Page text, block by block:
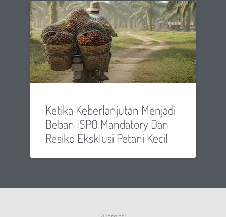
Ketika Keberlanjutan Menjadi
Beban ISPO Mandatory Dan
Resiko Eksklusi Petani Kecil